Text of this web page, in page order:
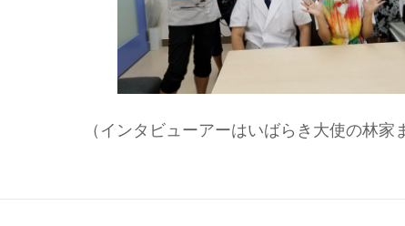
（インタビューアーはいばらき大使の林家